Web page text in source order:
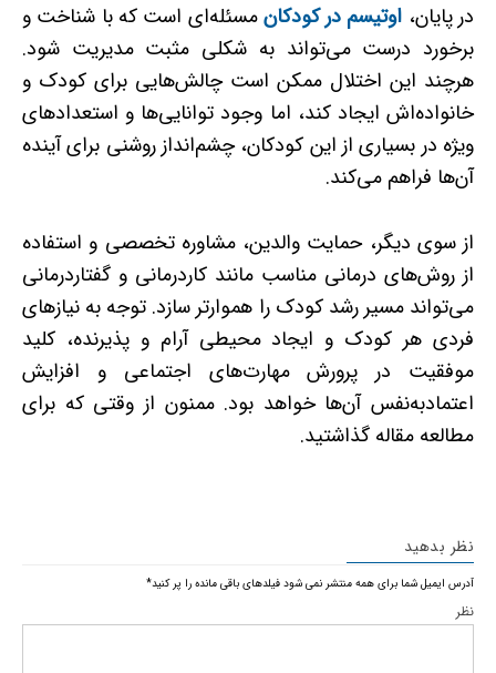
در پایان، اوتیسم در کودکانمسئله‌ای است که با شناخت و
برخورد درست می‌تواند به شکلی مثبت مدیریت شود.
هرچند این اختلال ممکن است چالش‌هایی برای کودک و
خانواده‌اش ایجاد کند، اما وجود توانایی‌ها و استعدادهای
ویژه در بسیاری از این کودکان، چشم‌انداز روشنی برای آینده
آن‌ها فراهم می‌کند.
از سوی دیگر، حمایت والدین، مشاوره تخصصی و استفاده
از روش‌های درمانی مناسب مانند کاردرمانی و گفتاردرمانی
می‌تواند مسیر رشد کودک را هموارتر سازد. توجه به نیازهای
فردی هر کودک و ایجاد محیطی آرام و پذیرنده، کلید
موفقیت در پرورش مهارت‌های اجتماعی و افزایش
اعتمادبه‌نفس آن‌ها خواهد بود. ممنون از وقتی که برای
مطالعه مقاله گذاشتید.
نظر بدهید
آدرس ایمیل شما برای همه منتشر نمی شود فیلدهای باقی مانده را پر کنید*
نظر